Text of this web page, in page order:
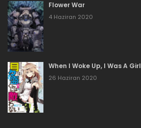
1 Ocak 2023
Bölüm 105
1 Ocak 2023
Bölüm 104
1 Ocak 2023
Flower War
4 Haziran 2020
When I Woke Up, I Was A Girl
26 Haziran 2020